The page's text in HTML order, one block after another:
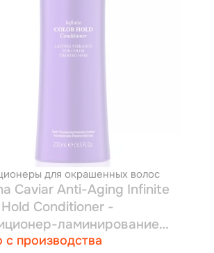
для окрашенных волос
Caviar Anti-Aging Infinite
Conditioner -
ламинирование
волос с
с производства